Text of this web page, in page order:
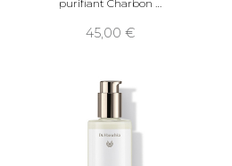
purifiant Charbon
45,00